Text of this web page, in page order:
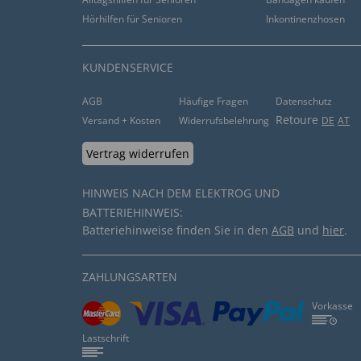
von Edeltraud G 19.12.2018
vonHeinz F. vom 17.12.2018
“Bereits eingesetzt und hat meine Erwartung
große Leistung, prima !!”
hilfreich (0) nicht hilfreich (0)
Prima Gerät.
vonBerthold M. vom 14.12.2018
“Wirklich ein tolles Heizgerät für wenig Geld.
Hörhilfen für Senioren
Inkontinenzhosen
KUNDENSERVICE
AGB Häufige Fragen
Datenschutz
Versand + Kosten
Widerrufsbelehrung Retoure DE AT
Vertrag widerrufen
HINWEIS NACH DEM ELEKTROG UND
BATTERIEHINWEIS:
Batteriehinweise finden Sie in den AGB und hier.
ZAHLUNGSARTEN
Vorkasse
Lastschrift